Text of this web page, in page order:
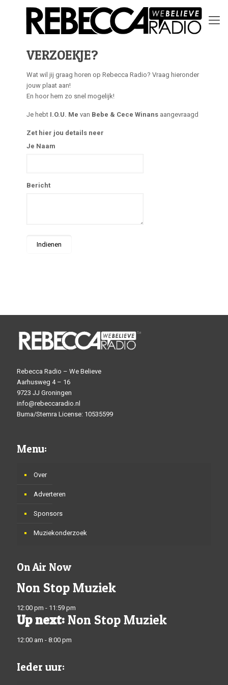
VERZOEKJE?
Wat wil jij graag horen op Rebecca Radio? Vraag hieronder
jouw plaat aan!
En hoor hem zo snel mogelijk!
Je hebt I.O.U. Me van Bebe & Cece Winansaangevraagd
Zet hier jou details neer
Je Naam
Bericht
Rebecca Radio – We Believe
Aarhusweg 4 – 16
9723 JJ Groningen
info@rebeccaradio.nl
Buma/Stemra License: 10535599
Menu:
Over
Adverteren
Sponsors
Muziekonderzoek
On Air Now
Non Stop Muziek
12:00 pm - 11:59 pm
Up next: Non Stop Muziek
12:00 am - 8:00 pm
Ieder uur: